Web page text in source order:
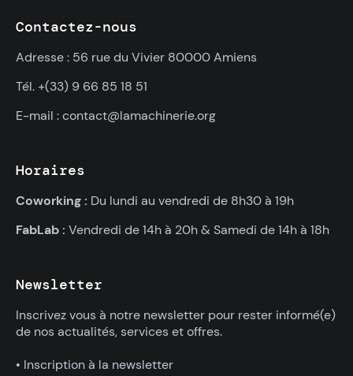
Contactez-nous
Adresse : 56 rue du Vivier 80000 Amiens
Tél. +(33) 9 66 85 18 51
E-mail : contact@lamachinerie.org
Horaires
Coworking : Du lundi au vendredi de 8h30 à 19h
FabLab : Vendredi de 14h à 20h & Samedi de 14h à 18h
Newsletter
Inscrivez vous à notre newsletter pour rester informé(e)
de nos actualités, services et offres.
• Inscription à la newsletter